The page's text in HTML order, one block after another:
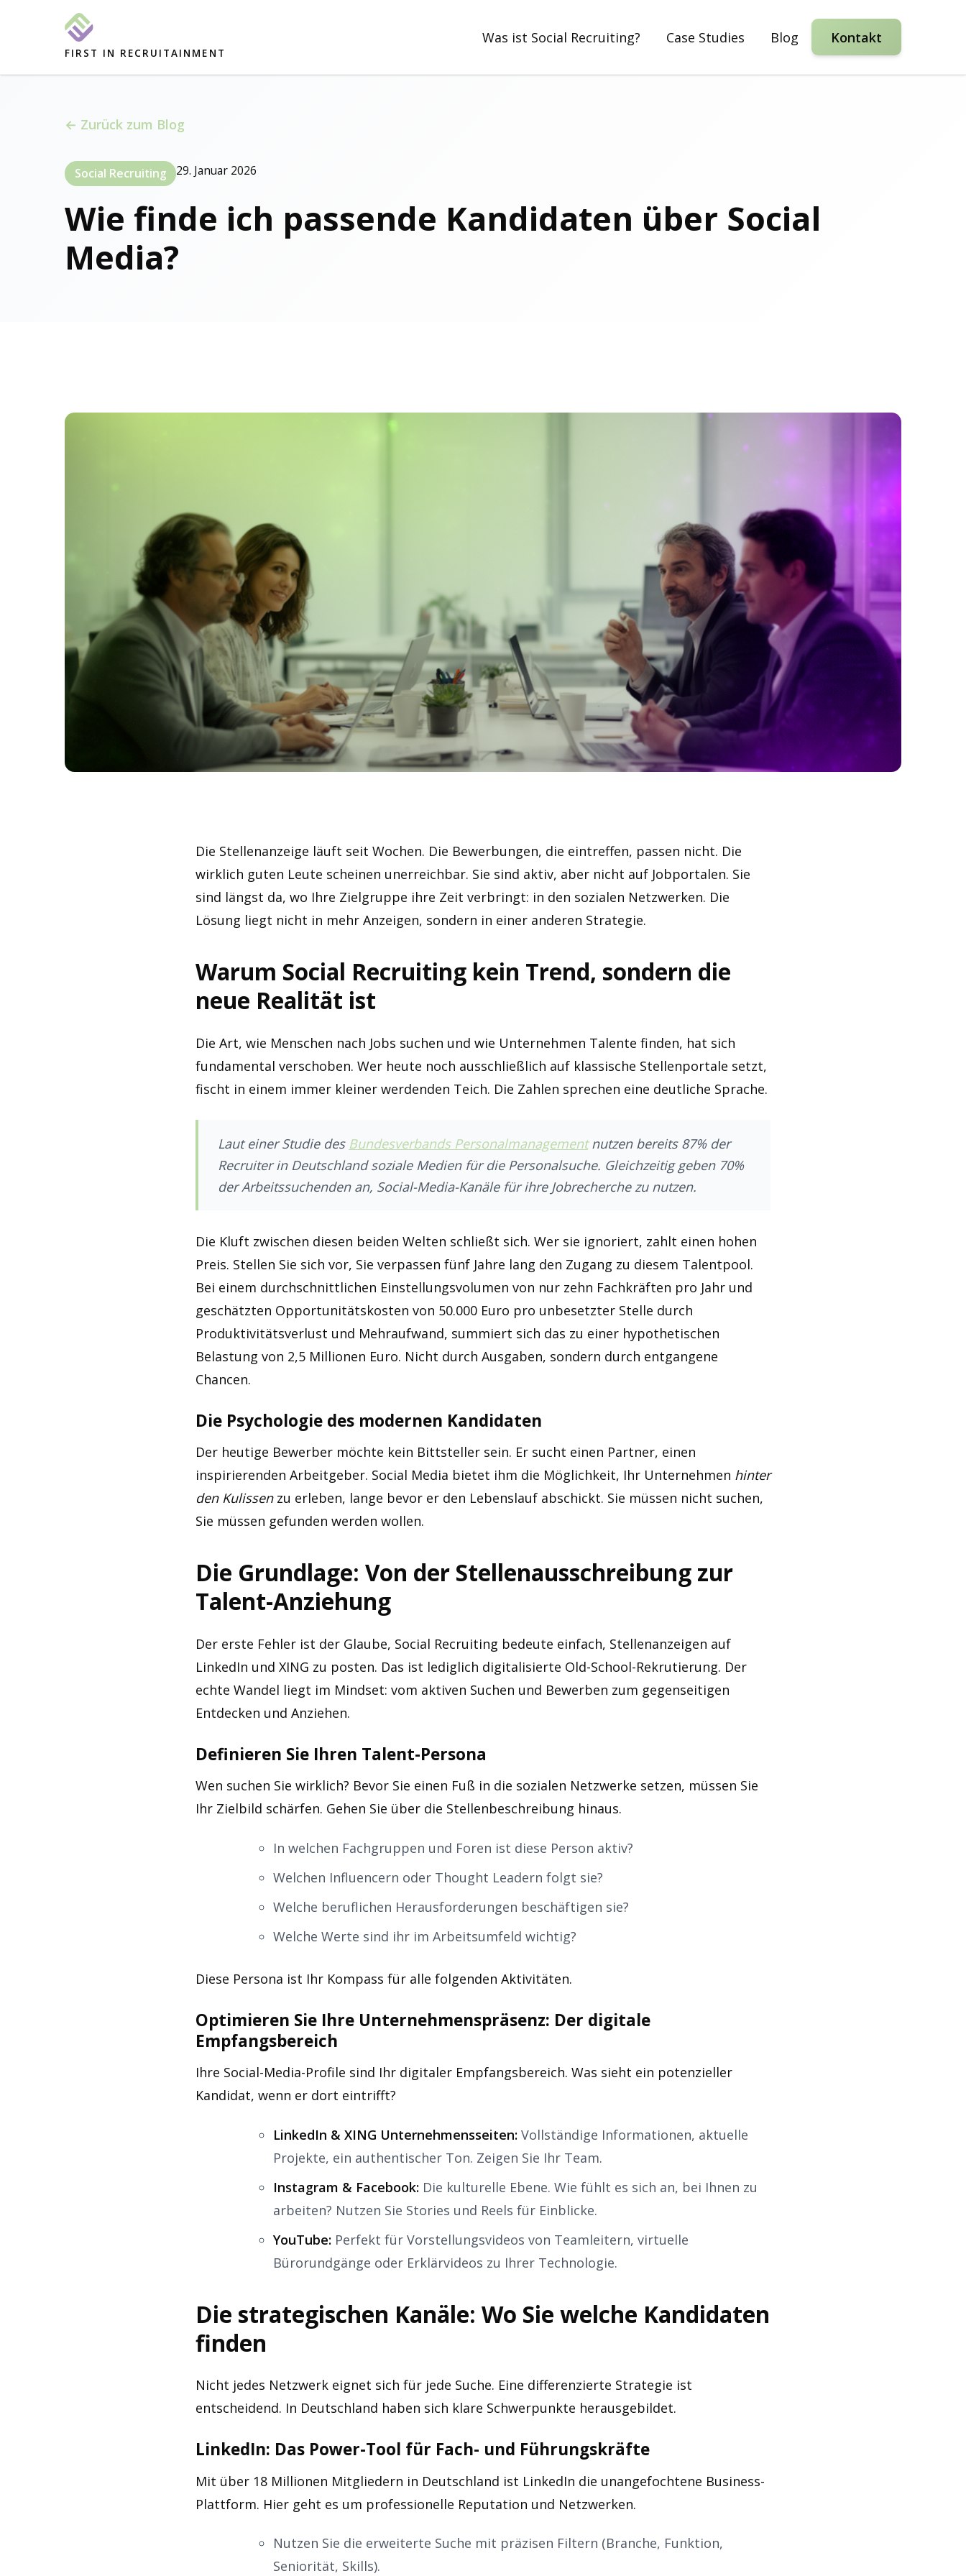
FIRST IN RECRUITAINMENT
Was ist Social Recruiting? Case Studies Blog Kontakt
← Zurück zum Blog
Social Recruiting 29. Januar 2026
Wie finde ich passende Kandidaten über Social
Media?
Die Stellenanzeige läuft seit Wochen. Die Bewerbungen, die eintreffen, passen nicht. Die
wirklich guten Leute scheinen unerreichbar. Sie sind aktiv, aber nicht auf Jobportalen. Sie
sind längst da, wo Ihre Zielgruppe ihre Zeit verbringt: in den sozialen Netzwerken. Die
Lösung liegt nicht in mehr Anzeigen, sondern in einer anderen Strategie.
Warum Social Recruiting kein Trend, sondern die
neue Realität ist
Die Art, wie Menschen nach Jobs suchen und wie Unternehmen Talente finden, hat sich
fundamental verschoben. Wer heute noch ausschließlich auf klassische Stellenportale setzt,
fischt in einem immer kleiner werdenden Teich. Die Zahlen sprechen eine deutliche Sprache.
Laut einer Studie des Bundesverbands Personalmanagementnutzen bereits 87% der
Recruiter in Deutschland soziale Medien für die Personalsuche. Gleichzeitig geben 70%
der Arbeitssuchenden an, Social-Media-Kanäle für ihre Jobrecherche zu nutzen.
Die Kluft zwischen diesen beiden Welten schließt sich. Wer sie ignoriert, zahlt einen hohen
Preis. Stellen Sie sich vor, Sie verpassen fünf Jahre lang den Zugang zu diesem Talentpool.
Bei einem durchschnittlichen Einstellungsvolumen von nur zehn Fachkräften pro Jahr und
geschätzten Opportunitätskosten von 50.000 Euro pro unbesetzter Stelle durch
Produktivitätsverlust und Mehraufwand, summiert sich das zu einer hypothetischen
Belastung von 2,5 Millionen Euro. Nicht durch Ausgaben, sondern durch entgangene
Chancen.
Die Psychologie des modernen Kandidaten
Der heutige Bewerber möchte kein Bittsteller sein. Er sucht einen Partner, einen
inspirierenden Arbeitgeber. Social Media bietet ihm die Möglichkeit, Ihr Unternehmen hinter
den Kulissenzu erleben, lange bevor er den Lebenslauf abschickt. Sie müssen nicht suchen,
Sie müssen gefunden werden wollen.
Die Grundlage: Von der Stellenausschreibung zur
Talent-Anziehung
Der erste Fehler ist der Glaube, Social Recruiting bedeute einfach, Stellenanzeigen auf
LinkedIn und XING zu posten. Das ist lediglich digitalisierte Old-School-Rekrutierung. Der
echte Wandel liegt im Mindset: vom aktiven Suchen und Bewerben zum gegenseitigen
Entdecken und Anziehen.
Definieren Sie Ihren Talent-Persona
Wen suchen Sie wirklich? Bevor Sie einen Fuß in die sozialen Netzwerke setzen, müssen Sie
Ihr Zielbild schärfen. Gehen Sie über die Stellenbeschreibung hinaus.
In welchen Fachgruppen und Foren ist diese Person aktiv?
Welchen Influencern oder Thought Leadern folgt sie?
Welche beruflichen Herausforderungen beschäftigen sie?
Welche Werte sind ihr im Arbeitsumfeld wichtig?
Diese Persona ist Ihr Kompass für alle folgenden Aktivitäten.
Optimieren Sie Ihre Unternehmenspräsenz: Der digitale
Empfangsbereich
Ihre Social-Media-Profile sind Ihr digitaler Empfangsbereich. Was sieht ein potenzieller
Kandidat, wenn er dort eintrifft?
LinkedIn & XING Unternehmensseiten: Vollständige Informationen, aktuelle
Projekte, ein authentischer Ton. Zeigen Sie Ihr Team.
Instagram & Facebook: Die kulturelle Ebene. Wie fühlt es sich an, bei Ihnen zu
arbeiten? Nutzen Sie Stories und Reels für Einblicke.
YouTube: Perfekt für Vorstellungsvideos von Teamleitern, virtuelle
Bürorundgänge oder Erklärvideos zu Ihrer Technologie.
Die strategischen Kanäle: Wo Sie welche Kandidaten
finden
Nicht jedes Netzwerk eignet sich für jede Suche. Eine differenzierte Strategie ist
entscheidend. In Deutschland haben sich klare Schwerpunkte herausgebildet.
LinkedIn: Das Power-Tool für Fach- und Führungskräfte
Mit über 18 Millionen Mitgliedern in Deutschland ist LinkedIn die unangefochtene Business-
Plattform. Hier geht es um professionelle Reputation und Netzwerken.
Nutzen Sie die erweiterte Suche mit präzisen Filtern (Branche, Funktion,
Seniorität, Skills).